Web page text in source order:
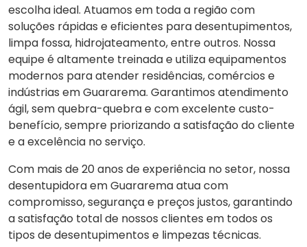
escolha ideal. Atuamos em toda a região com
soluções rápidas e eficientes para desentupimentos,
limpa fossa, hidrojateamento, entre outros. Nossa
equipe é altamente treinada e utiliza equipamentos
modernos para atender residências, comércios e
indústrias em Guararema. Garantimos atendimento
ágil, sem quebra-quebra e com excelente custo-
benefício, sempre priorizando a satisfação do cliente
e a excelência no serviço.
Com mais de 20 anos de experiência no setor, nossa
desentupidora em Guararema atua com
compromisso, segurança e preços justos, garantindo
a satisfação total de nossos clientes em todos os
tipos de desentupimentos e limpezas técnicas.